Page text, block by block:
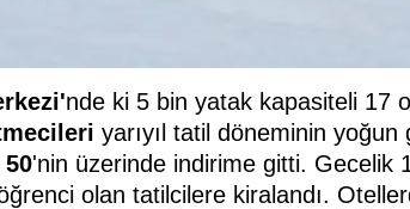
nde ki 5 bin yatak kapasiteli 17
yarıyıl tatil döneminin yoğun
50'nin üzerinde indirime gitti. Gecelik
olan tatilcilere kiralandı.